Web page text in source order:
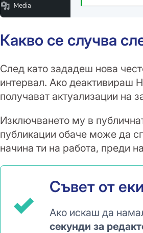
Какво се случва
След като зададеш нова
интервал. Ако деактивираш
получават актуализации на
Изключването му в
публикации обаче може да
начина ти на работа, преди
Съвет от
Ако искаш да
секунди за